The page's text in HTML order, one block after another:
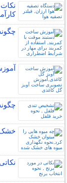
خشک